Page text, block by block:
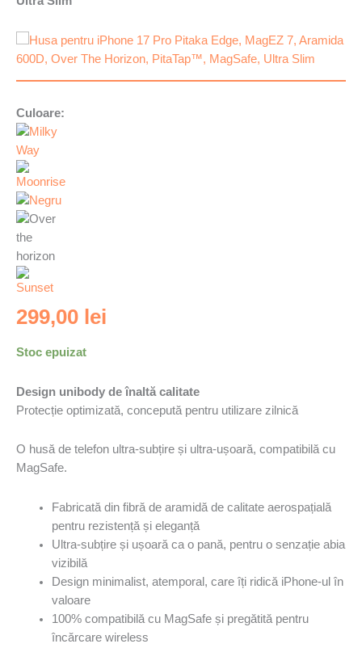
Culoare:
299,00 lei
Stoc epuizat
Design unibody de înaltă calitate
Protecție optimizată, concepută pentru utilizare zilnică
O husă de telefon ultra-subțire și ultra-ușoară, compatibilă cu
MagSafe.
Fabricată din fibră de aramidă de calitate aerospațială
pentru rezistență și eleganță
Ultra-subțire și ușoară ca o pană, pentru o senzație abia
vizibilă
Design minimalist, atemporal, care îți ridică iPhone-ul în
valoare
100% compatibilă cu MagSafe și pregătită pentru
încărcare wireless